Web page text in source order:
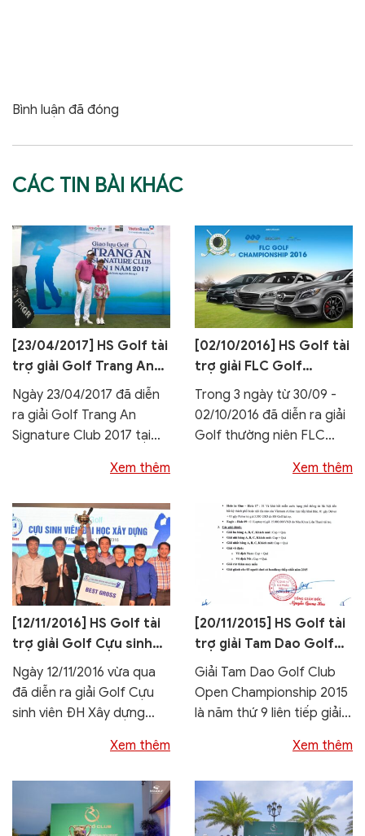
Bình luận đã đóng
CÁC TIN BÀI KHÁC
[23/04/2017] HS Golf tài
trợ giải Golf Trang An
Signature Club 2017
Ngày 23/04/2017 đã diễn
ra giải Golf Trang An
Signature Club 2017 tại
Xem thêm
[02/10/2016] HS Golf tài
trợ giải FLC Golf
Championship 2016
Trong 3 ngày từ 30/09 -
02/10/2016 đã diễn ra giải
Golf thường niên FLC
Xem thêm
[12/11/2016] HS Golf tài
trợ giải Golf Cựu sinh
viên ĐH Xây dựng 2016
Ngày 12/11/2016 vừa qua
đã diễn ra giải Golf Cựu
sinh viên ĐH Xây dựng
Xem thêm
[20/11/2015] HS Golf tài
trợ giải Tam Dao Golf
Club Open
Championship 2015
Giải Tam Dao Golf Club
Open Championship 2015
là năm thứ 9 liên tiếp giải
Xem thêm